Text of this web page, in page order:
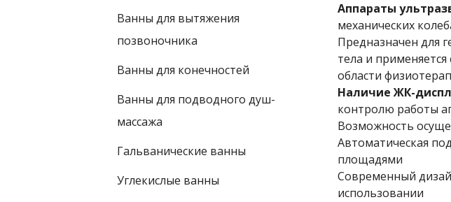
Ванны для вытяжения
позвоночника
Ванны для конечностей
Ванны для подводного душ-
массажа
Гальванические ванны
Углекислые ванны
Аппараты
механических
Предназначен для
тела и
области
Наличие ЖК-
контролю работы
Возможность
Автоматическая
площадями
Современный
использовании